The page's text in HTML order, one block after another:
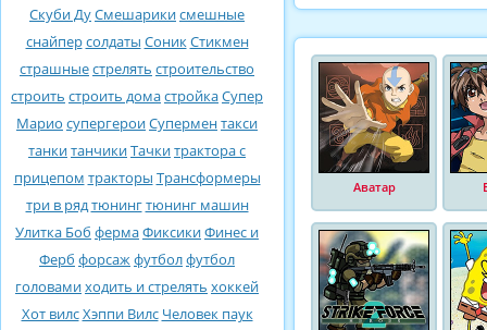
Скуби ДуСмешарикисмешные
снайперсолдаты СоникСтикмен
страшныестрелять строительство
строить строить домастройкаСупер
Марио супергероиСуперментакси
танкитанчикиТачкитрактора с
прицепом тракторы Трансформеры
три в рядтюнингтюнинг машин
Улитка Боб фермаФиксикиФинес и
Ферб форсажфутболфутбол
головамиходить и стрелять хоккей
Хот вилсХэппи Вилс Человек паук
Аватар